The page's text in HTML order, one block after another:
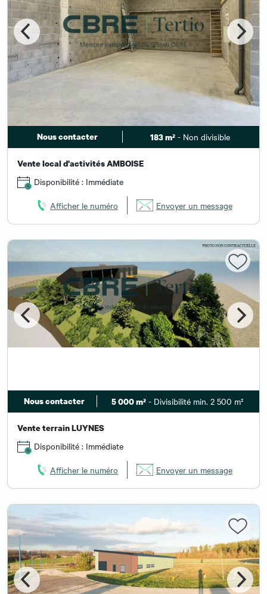
Nous contacter 183 m² - Non divisible
Vente local d'activités AMBOISE
Disponibilité : Immédiate
Afficher le numéro Envoyer un message
Nous contacter 5 000 m²- Divisibilité min. 2 500 m²
Vente terrain LUYNES
Disponibilité : Immédiate
Afficher le numéro Envoyer un message